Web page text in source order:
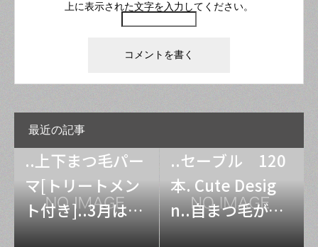
上に表示された文字を入力してください。
最近の記事
..上下まつ毛パー
マ[トリートメン
ト付き]..3月は卒
業式・入学式の
..セーブル 120
本. Cute Desig
n..自まつ毛がし
っかりされてて1